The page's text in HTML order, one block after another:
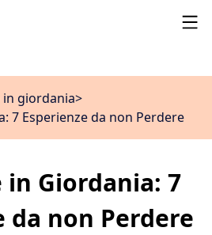
giordania>
7 Esperienze da non Perdere
in Giordania: 7
da non Perdere